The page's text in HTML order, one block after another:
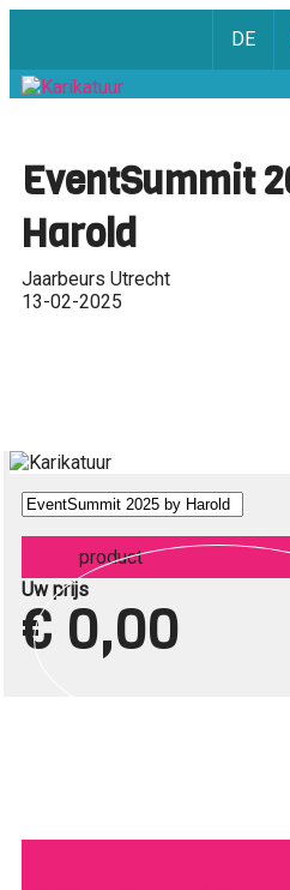
DE
EventSummit
Harold
Jaarbeurs Utrecht
13-02-2025
product
Uw prijs
€ 0,00